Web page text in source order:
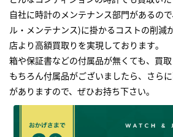
自社に時計のメンテナンス部門があるの
ル・メンテナンス)に掛かるコストの削減
店より高額買取りを実現しております｡
箱や保証書などの付属品が無くても、買取
もちろん付属品がございましたら、さら
がありますので、ぜひお持ち下さい｡